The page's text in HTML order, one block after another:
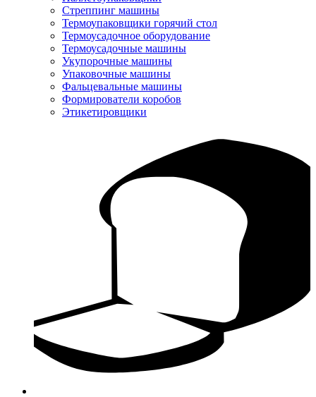
Стреппинг машины
Термоупаковщики горячий стол
Термоусадочное оборудование
Термоусадочные машины
Укупорочные машины
Упаковочные машины
Фальцевальные машины
Формирователи коробов
Этикетировщики